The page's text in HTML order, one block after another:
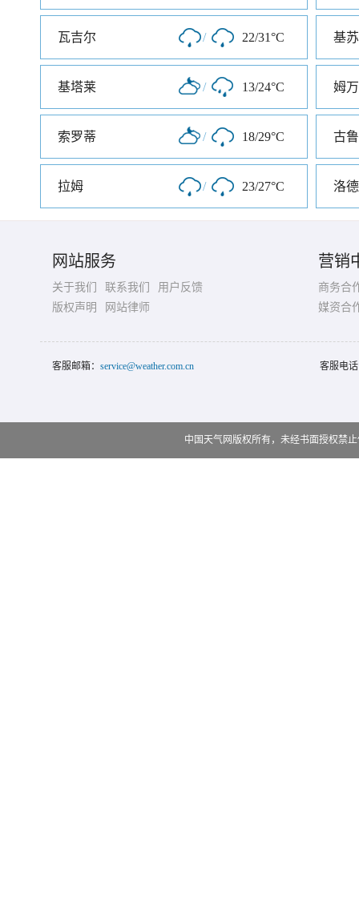
瓦吉尔 / 22/31°C 基
基塔莱 / 13/24°C 姆
索罗蒂 / 18/29°C 古鲁
拉姆 / 23/27°C 洛
网站服务
关于我们 联系我们
用户反馈
版权声明
网站律师
营销
商务合
媒资合
客服邮箱： service@weather.com.cn 客服电
中国天气网版权所有，未经书面授权